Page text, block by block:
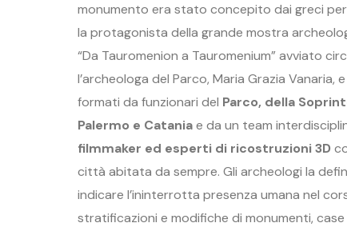
monumento era stato concepito dai greci
la protagonista della grande mostra
“Da Tauromenion a Tauromenium” avviato
l’archeologa del Parco, Maria Grazia
formati da funzionari del Parco, della
Palermo e Cataniae da un team
filmmaker ed esperti di ricostruzioni 3D
città abitata da sempre. Gli archeologi la
indicare l’ininterrotta presenza umana nel
stratificazioni e modifiche di monumenti,